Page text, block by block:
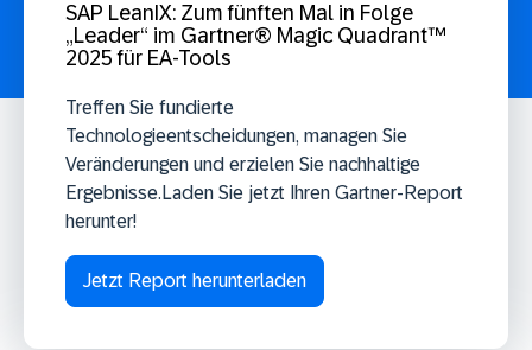
SAP LeanIX: Zum fünften Mal in Folge
„Leader“ im Gartner® Magic Quadrant™
2025 für EA-Tools
Treffen Sie fundierte
Technologieentscheidungen, managen Sie
Veränderungen und erzielen Sie nachhaltige
Ergebnisse.Laden Sie jetzt Ihren Gartner-Report
herunter!
Jetzt Report herunterladen